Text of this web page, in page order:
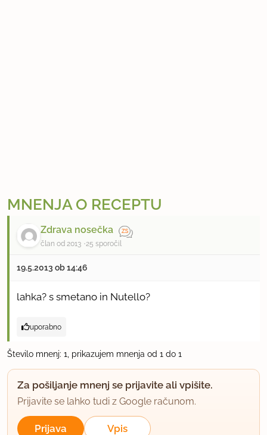
MNENJA O RECEPTU
Zdrava nosečka
član od 2013 25 sporočil
19.5.2013 ob 14:46
lahka? s smetano in Nutello?
uporabno
Število mnenj: 1, prikazujem mnenja od 1 do 1
Za pošiljanje mnenj se prijavite ali vpišite.
Prijavite se lahko tudi z Google računom.
Prijava Vpis